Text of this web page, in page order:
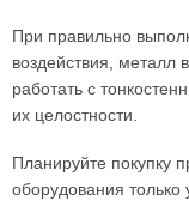
При правильно
воздействия, металл
работать с
их целостности.
Планируйте покупку
оборудования